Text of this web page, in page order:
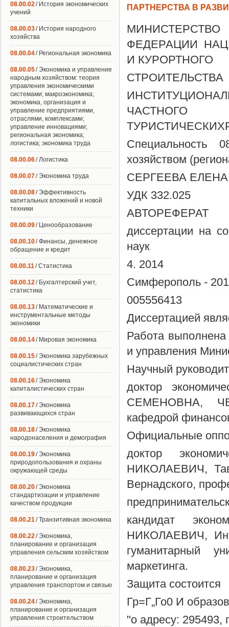
ПАРТНЕРСТВА В
ФЕДЕРАЦИИ
И КУРОРТНОГО
СТРОИТЕЛЬСТВА
Специальность
хозяйством
СЕРГЕЕВА
УДК 332.025
АВТОРЕФЕРАТ
диссертации на
наук
4. 2014
Симферополь -
005556413
Диссертацией
Работа выполнена
и управления
Научный
доктор
СЕМЕНОВНА,
кафедрой
Официальные
доктор
НИКОЛАЕВИЧ,
Вернадского,
кандидат
НИКОЛАЕВИЧ,
гуманитарный
маркетинга.
Защита состоится
Гр=Г„Го0 И
"о адресу: 295493,
08.00.02/ История экономических
учений
08.00.03/ История народного
хозяйства
08.00.04/ Региональная экономика
08.00.05/ Экономика и управление
народным хозяйством: теория
управления экономическими
системами; макроэкономика;
экономика, организация и
управление предприятиями,
отраслями, комплексами;
управление инновациями;
региональная экономика;
логистика; экономика труда
08.00.06/ Логистика
08.00.07/ Экономика труда
08.00.08/ Эффективность
капитальных вложений и новой
техники
08.00.09/ Ценообразование
08.00.10/ Финансы, денежное
обращение и кредит
08.00.11/ Статистика
08.00.12/ Бухгалтерский учет,
статистика
08.00.13/ Математические и
инструментальные методы
экономики
08.00.14/ Мировая экономика
08.00.15/ Экономика зарубежных
социалистических стран
08.00.16/ Экономика
капиталистических стран
08.00.17/ Экономика
развивающихся стран
08.00.18/ Экономика
народонаселения и демография
08.00.19/ Экономика
природопользования и охраны
окружающей среды
08.00.20/ Экономика
стандартизации и управление
качеством продукции
08.00.21/ Транзитивная экономика
08.00.22/ Экономика,
планирование и организация
управления сельским хозяйством
08.00.23/ Экономика,
планирование и организация
управления транспортом и связью
08.00.24/ Экономика,
планирование и организация
управления строительством